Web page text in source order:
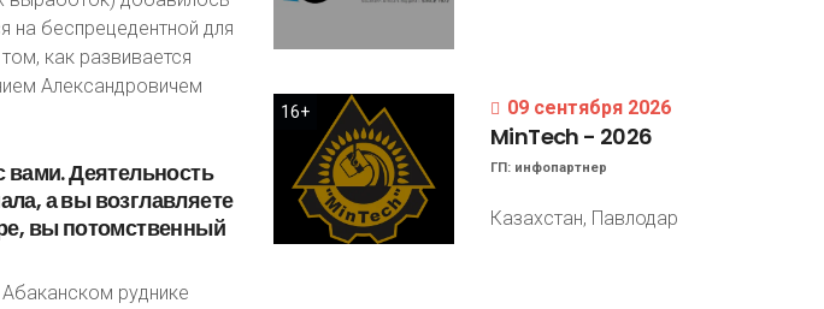
на беспрецедентной для
как развивается
Александровичем
вами.Деятельность
авывозглавляете
выпотомственный
руднике
16+ 09 сентября 2026
MinTech - 2026
ГП: инфопартнер
Казахстан, Павлодар